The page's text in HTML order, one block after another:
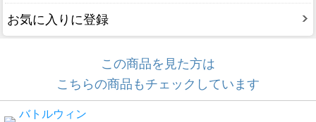
お気に入りに登録
この商品を見た方は
こちらの商品もチェックしています
バトルウィン